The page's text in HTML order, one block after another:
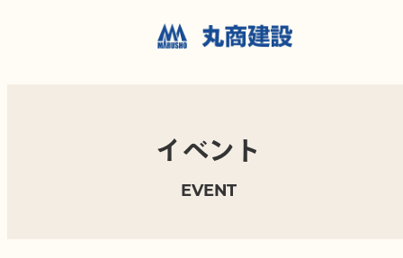
イベント
EVENT